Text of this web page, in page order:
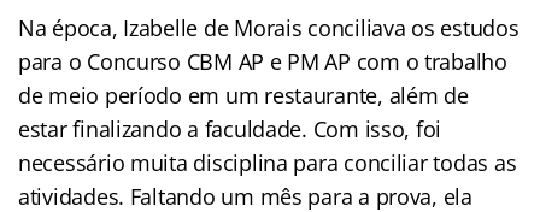
Na época, Izabelle de Morais conciliava os estudos
para o Concurso CBM AP e PM AP com o trabalho
de meio período em um restaurante, além de
estar finalizando a faculdade. Com isso, foi
necessário muita disciplina para conciliar todas as
atividades. Faltando um mês para a prova, ela